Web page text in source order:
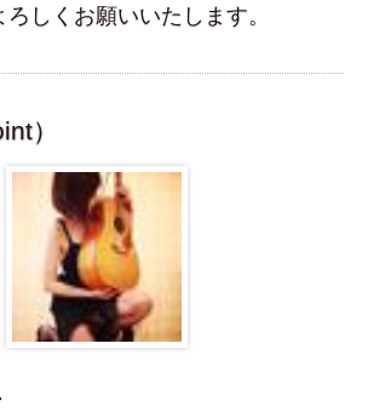
しくお願いいたします。
）